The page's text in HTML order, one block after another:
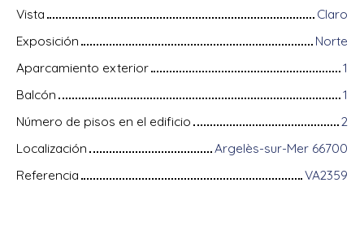
Vista
Claro
Exposición
Norte
Aparcamiento exterior
1
Balcón
1
Número de pisos en el edificio
2
Localización
Argelès-sur-Mer 66700
Referencia
VA2359